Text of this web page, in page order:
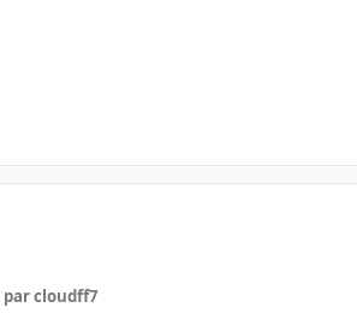
par cloudff7